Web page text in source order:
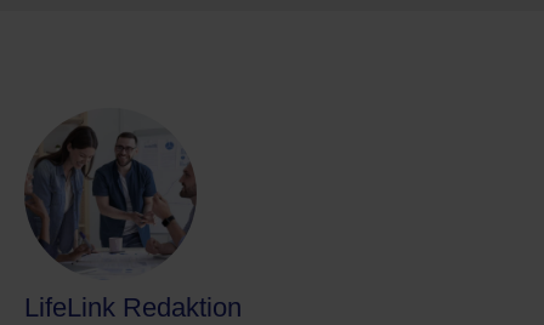
LifeLink Redaktion